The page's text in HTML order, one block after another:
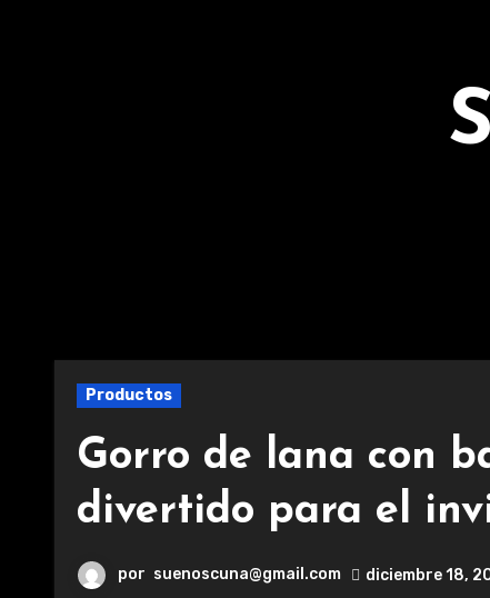
Productos
Gorro de lana con
divertido para el
por suenoscuna@gmail.com diciembre 18,